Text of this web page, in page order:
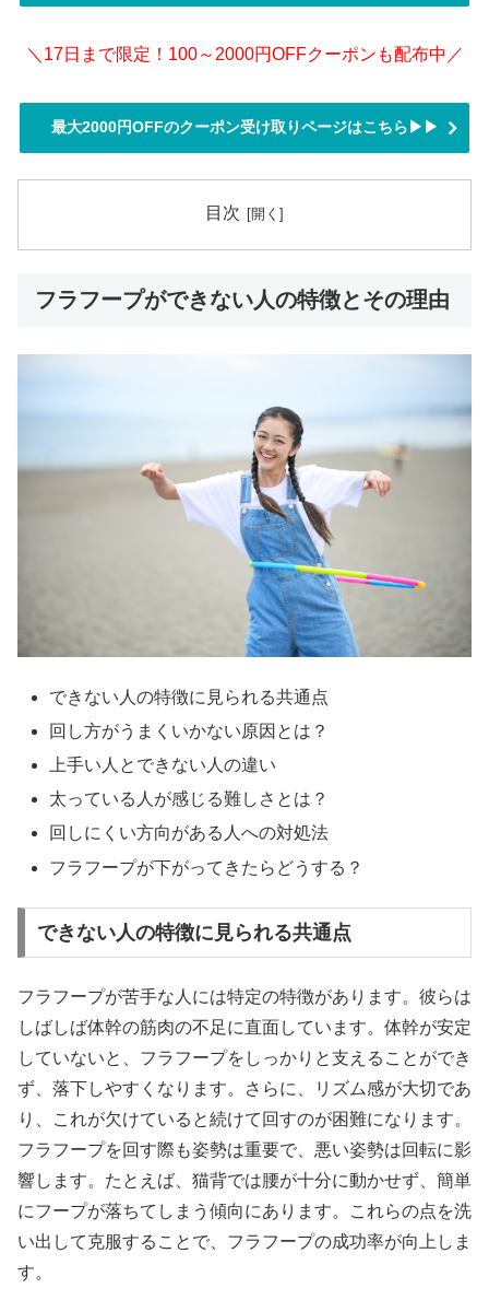
＼17日まで限定！100～2000円OFFクーポンも配布中／
最大2000円OFFのクーポン受け取りページはこちら▶▶
目次
フラフープができない人の特徴とその理由
できない人の特徴に見られる共通点
回し方がうまくいかない原因とは？
上手い人とできない人の違い
太っている人が感じる難しさとは？
回しにくい方向がある人への対処法
フラフープが下がってきたらどうする？
できない人の特徴に見られる共通点
フラフープが苦手な人には特定の特徴があります。彼らは
しばしば体幹の筋肉の不足に直面しています。体幹が安定
していないと、フラフープをしっかりと支えることができ
ず、落下しやすくなります。さらに、リズム感が大切であ
り、これが欠けていると続けて回すのが困難になります。
フラフープを回す際も姿勢は重要で、悪い姿勢は回転に影
響します。たとえば、猫背では腰が十分に動かせず、簡単
にフープが落ちてしまう傾向にあります。これらの点を洗
い出して克服することで、フラフープの成功率が向上しま
す。